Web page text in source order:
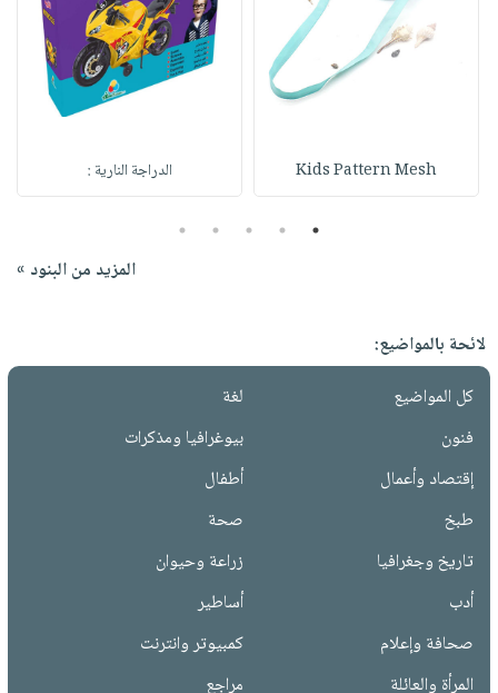
Kids Pattern Mesh الدراجة النارية :
1
2
3
4
5
المزيد من البنود »
لائحة بالمواضيع:
كل المواضيع
لغة
فنون
بيوغرافيا ومذكرات
إقتصاد وأعمال
أطفال
طبخ
صحة
تاريخ وجغرافيا
زراعة وحيوان
أدب
أساطير
صحافة وإعلام
كمبيوتر وانترنت
المرأة والعائلة
مراجع